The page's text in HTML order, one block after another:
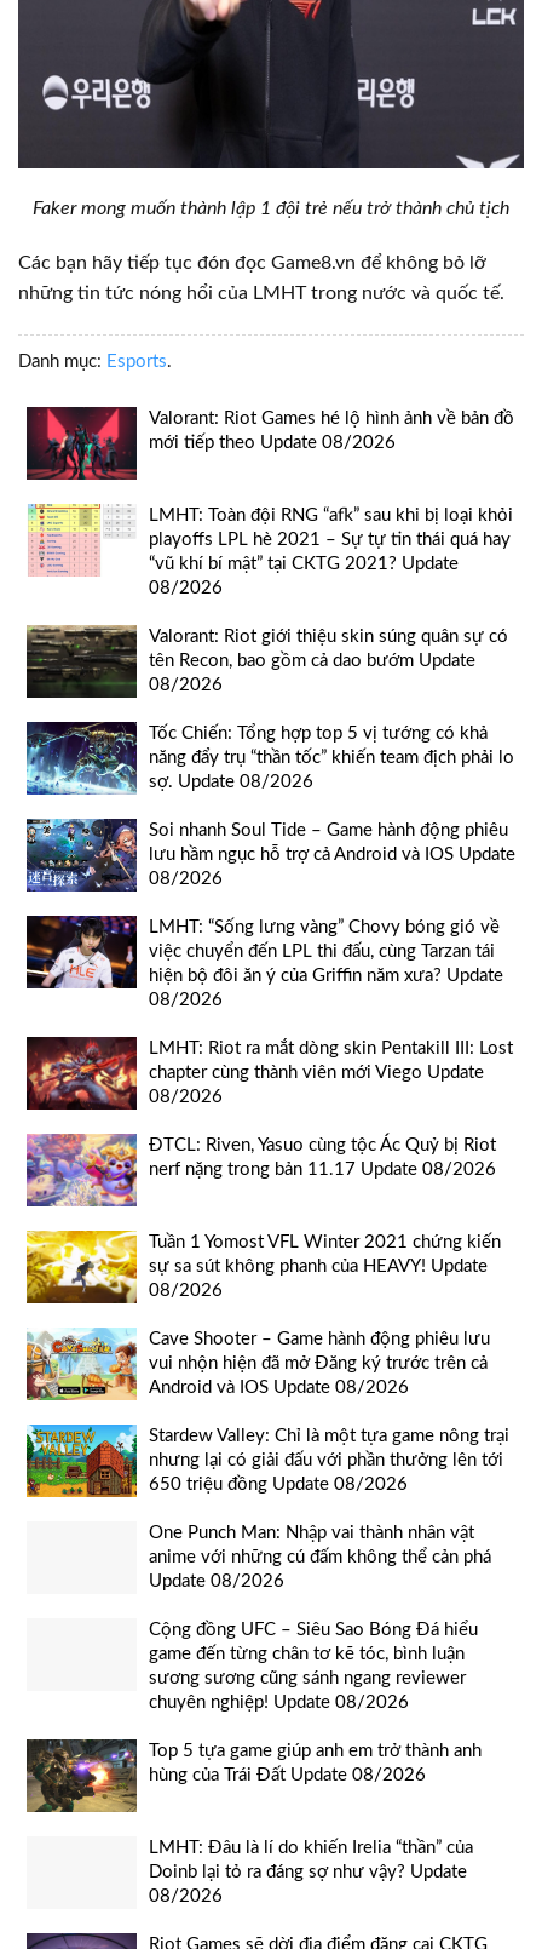
Faker mong muốn thành lập 1 đội trẻ nếu trở thành chủ tịch
Các bạn hãy tiếp tục đón đọc Game8.vn để không bỏ lỡ
những tin tức nóng hổi của LMHT trong nước và quốc tế.​
Danh mục: Esports.
Valorant: Riot Games hé lộ hình ảnh về bản đồ
mới tiếp theo Update 08/2026
LMHT: Toàn đội RNG “afk” sau khi bị loại khỏi
playoffs LPL hè 2021 – Sự tự tin thái quá hay
“vũ khí bí mật” tại CKTG 2021? Update
08/2026
Valorant: Riot giới thiệu skin súng quân sự có
tên Recon, bao gồm cả dao bướm Update
08/2026
Tốc Chiến: Tổng hợp top 5 vị tướng có khả
năng đẩy trụ “thần tốc” khiến team địch phải lo
sợ. Update 08/2026
Soi nhanh Soul Tide – Game hành động phiêu
lưu hầm ngục hỗ trợ cả Android và IOS Update
08/2026
LMHT: “Sống lưng vàng” Chovy bóng gió về
việc chuyển đến LPL thi đấu, cùng Tarzan tái
hiện bộ đôi ăn ý của Griffin năm xưa? Update
08/2026
LMHT: Riot ra mắt dòng skin Pentakill III: Lost
chapter cùng thành viên mới Viego Update
08/2026
ĐTCL: Riven, Yasuo cùng tộc Ác Quỷ bị Riot
nerf nặng trong bản 11.17 Update 08/2026
Tuần 1 Yomost VFL Winter 2021 chứng kiến
sự sa sút không phanh của HEAVY! Update
08/2026
Cave Shooter – Game hành động phiêu lưu
vui nhộn hiện đã mở Đăng ký trước trên cả
Android và IOS Update 08/2026
Stardew Valley: Chỉ là một tựa game nông trại
nhưng lại có giải đấu với phần thưởng lên tới
650 triệu đồng Update 08/2026
One Punch Man: Nhập vai thành nhân vật
anime với những cú đấm không thể cản phá
Update 08/2026
Cộng đồng UFC – Siêu Sao Bóng Đá hiểu
game đến từng chân tơ kẽ tóc, bình luận
sương sương cũng sánh ngang reviewer
chuyên nghiệp! Update 08/2026
Top 5 tựa game giúp anh em trở thành anh
hùng của Trái Đất Update 08/2026
LMHT: Đâu là lí do khiến Irelia “thần” của
Doinb lại tỏ ra đáng sợ như vậy? Update
08/2026
Riot Games sẽ dời địa điểm đăng cai CKTG